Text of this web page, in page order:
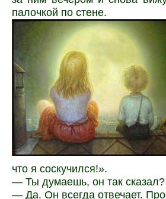
палочкой по стене.
что я соскучился!».
— Ты думаешь, он так сказал?
— Да. Он всегда отвечает.